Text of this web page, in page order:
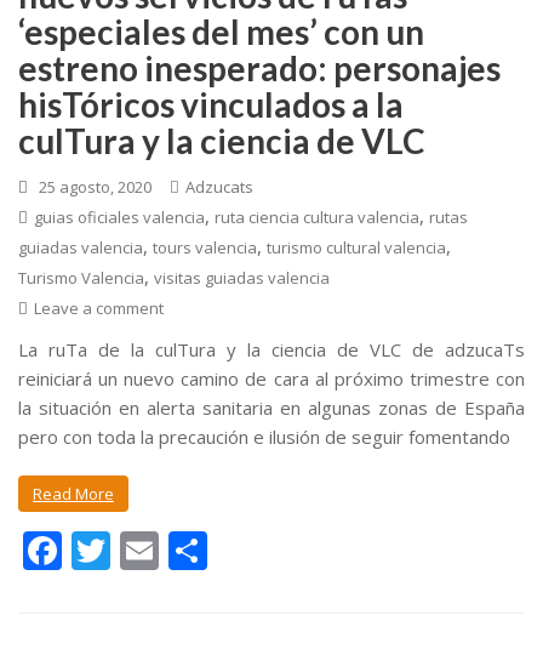
‘especiales del mes’ con un
estreno inesperado: personajes
hisTóricos vinculados a la
culTura y la ciencia de VLC
25 agosto, 2020
Adzucats
guias oficiales valencia, ruta ciencia cultura valencia, rutas
guiadas valencia, tours valencia, turismo cultural valencia,
Turismo Valencia, visitas guiadas valencia
Leave a comment
La ruTa de la culTura y la ciencia de VLC de adzucaTs
reiniciará un nuevo camino de cara al próximo trimestre con
la situación en alerta sanitaria en algunas zonas de España
pero con toda la precaución e ilusión de seguir fomentando
Read More
F T E